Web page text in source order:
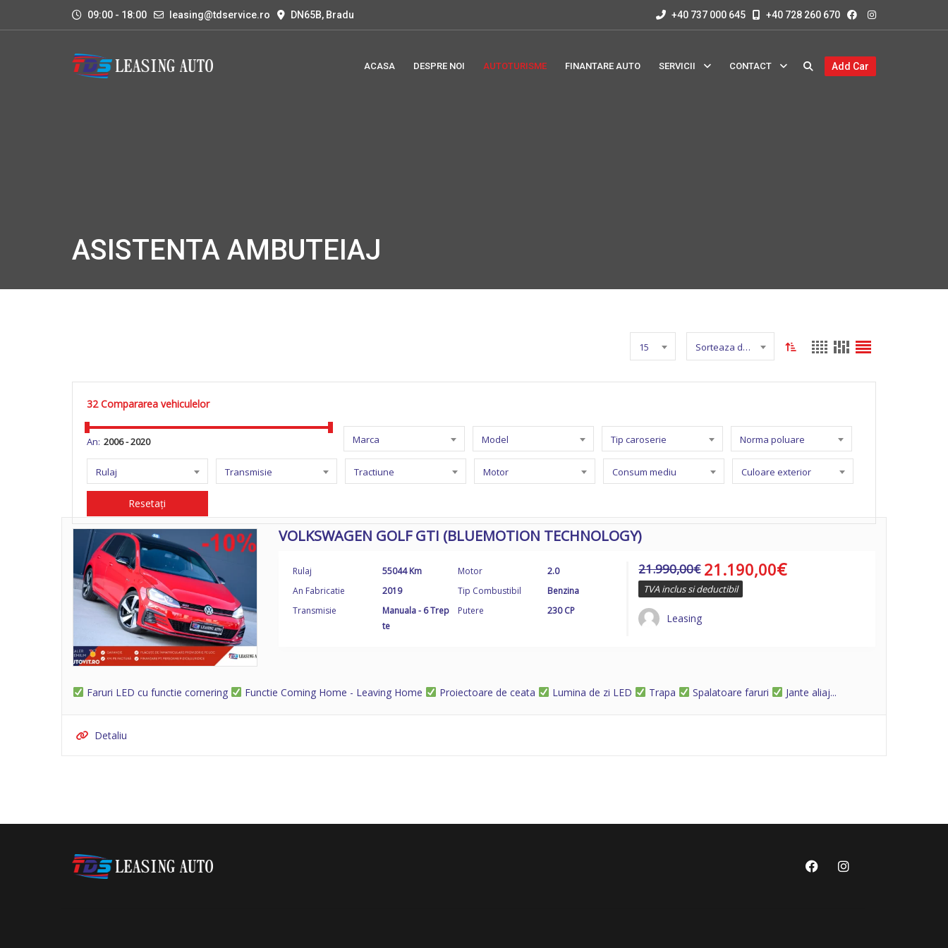
09:00 - 18:00 leasing@tdservice.ro DN65B, Bradu +40 737 000 645 +40 728 260 670
ACASA DESPRE NOI AUTOTURISME FINANTARE AUTO SERVICII CONTACT Add Car
ASISTENTA AMBUTEIAJ
15 Sorteaza dupa nume
32 Compararea vehiculelor
An: Marca Model Tip caroserie Norma poluare
Rulaj Transmisie Tractiune Motor Consum mediu Culoare exterior
Resetați
VOLKSWAGEN GOLF GTI (BLUEMOTION TECHNOLOGY)
Rulaj
55044 Km
An Fabricatie
2019
Transmisie
Manuala - 6 Trep
te
Motor
2.0
Tip Combustibil
Benzina
Putere
230 CP
21.990,00€ 21.190,00€
TVA inclus si deductibil
Leasing
Faruri LED cu functie cornering Functie Coming Home - Leaving Home Proiectoare de ceata Lumina de zi LED Trapa Spalatoare faruri Jante aliaj...
Detaliu